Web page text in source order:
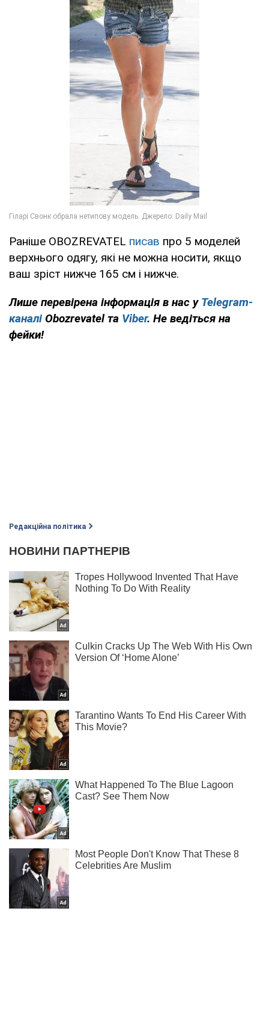
Раніше OBOZREVATEL писав про 5 моделей
верхнього одягу, які не можна носити, якщо
ваш зріст нижче 165 см і нижче.
Лише перевірена інформація в нас у Telegram-
каналі Obozrevatel та Viber. Не ведіться на
фейки!
Редакційна політика